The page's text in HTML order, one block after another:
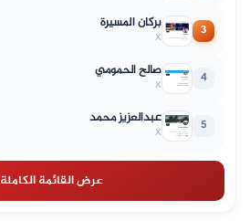
3 بركان المسيرة
X
4 صالح الحمومي
X
5 عبدالعزيز محمد
X
عرض القائمة الكاملة